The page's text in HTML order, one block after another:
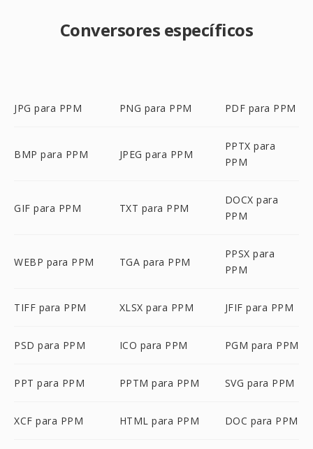
Conversores específicos
JPG para PPM PNG para PPM PDF para PPM
BMP para PPM JPEG para PPM
PPTX para
PPM
GIF para PPM TXT para PPM
DOCX para
PPM
WEBP para PPM TGA para PPM
PPSX para
PPM
TIFF para PPM XLSX para PPM JFIF para PPM
PSD para PPM ICO para PPM PGM para PPM
PPT para PPM PPTM para PPM SVG para PPM
XCF para PPM HTML para PPM DOC para PPM